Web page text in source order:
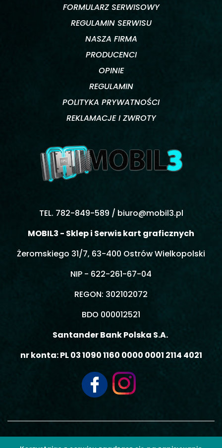
FORMULARZ SERWISOWY
REGULAMIN SERWISU
NASZA FIRMA
PRODUCENCI
OPINIE
REGULAMIN
POLITYKA PRYWATNOŚCI
REKLAMACJE I ZWROTY
TEL. 782-849-589 / biuro@mobil3.pl
MOBIL3 - Sklep i Serwis kart graficznych
Żeromskiego 31/7, 63-400 Ostrów Wielkopolski
NIP - 622-261-67-04
REGON: 302102072
BDO 000012521
Santander Bank Polska S.A.
nr konta: PL 03 1090 1160 0000 0001 2114 4021